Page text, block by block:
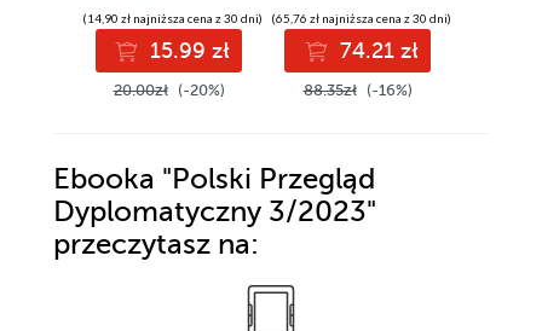
(14,90 zł najniższa cena z 30 dni)
15.99 zł
20.00zł (-20%)
(65,76 zł najniższa cena z 30 dni)
74.21 zł
88.35zł (-16%)
Ebooka "Polski Przegląd
Dyplomatyczny 3/2023"
przeczytasz na: